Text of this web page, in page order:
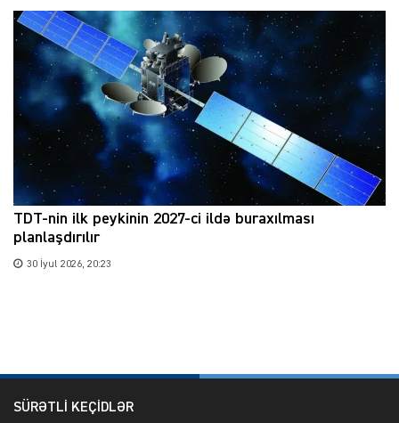
TDT-nin ilk peykinin 2027-ci ildə buraxılması
planlaşdırılır
30 İyul 2026, 20:23
SÜRƏTLİ KEÇİDLƏR